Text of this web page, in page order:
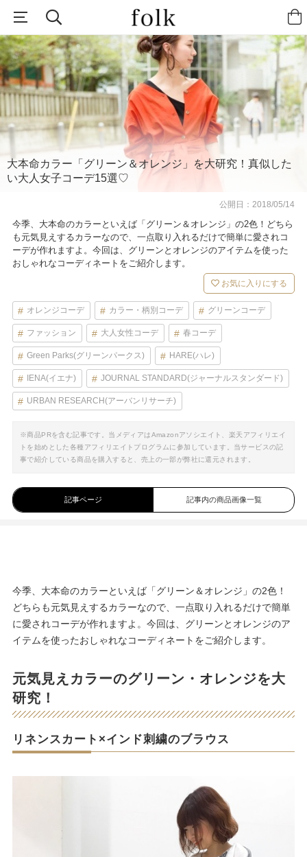
大本命カラー「グリーン＆オレンジ」を大研究！真似した
い大人女子コーデ15選♡
公開日：2018/05/14
今季、大本命のカラーといえば「グリーン＆オレンジ」の2色！どちら
も元気見えするカラーなので、一点取り入れるだけで簡単に愛されコ
ーデが作れますよ。今回は、グリーンとオレンジのアイテムを使った
おしゃれなコーディネートをご紹介します。
お気に入りにする
オレンジコーデ カラー・柄別コーデ グリーンコーデ
ファッション 大人女性コーデ 春コーデ
Green Parks(グリーンパークス) HARE(ハレ)
IENA(イエナ) JOURNAL STANDARD(ジャーナルスタンダード)
URBAN RESEARCH(アーバンリサーチ)
※商品PRを含む記事です。当メディアはAmazonアソシエイト、楽天アフィリエイ
トを始めとした各種アフィリエイトプログラムに参加しています。当サービスの記
事で紹介している商品を購入すると、売上の一部が弊社に還元されます。
記事ページ 記事内の商品画像一覧
今季、大本命のカラーといえば「グリーン＆オレンジ」の2色！
どちらも元気見えするカラーなので、一点取り入れるだけで簡単
に愛されコーデが作れますよ。今回は、グリーンとオレンジのア
イテムを使ったおしゃれなコーディネートをご紹介します。
元気見えカラーのグリーン・オレンジを大
研究！
リネンスカート×インド刺繍のブラウス